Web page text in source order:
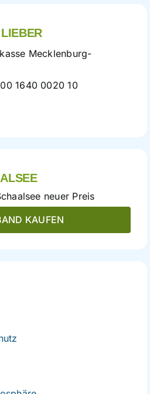
Mecklenburg-
1640 0020 10
KAUFEN